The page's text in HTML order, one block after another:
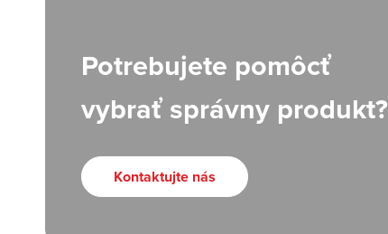
Potrebujete pomôcť
vybrať správny produkt?
Kontaktujte nás